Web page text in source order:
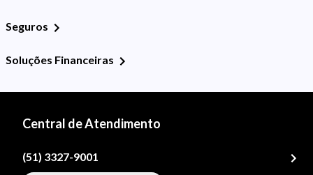
Seguros
Soluções Financeiras
Central de Atendimento
(51) 3327-9001